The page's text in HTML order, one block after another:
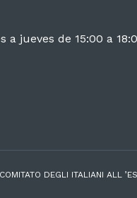
a jueves de 15:00 a
DEGLI ITALIANI ALL